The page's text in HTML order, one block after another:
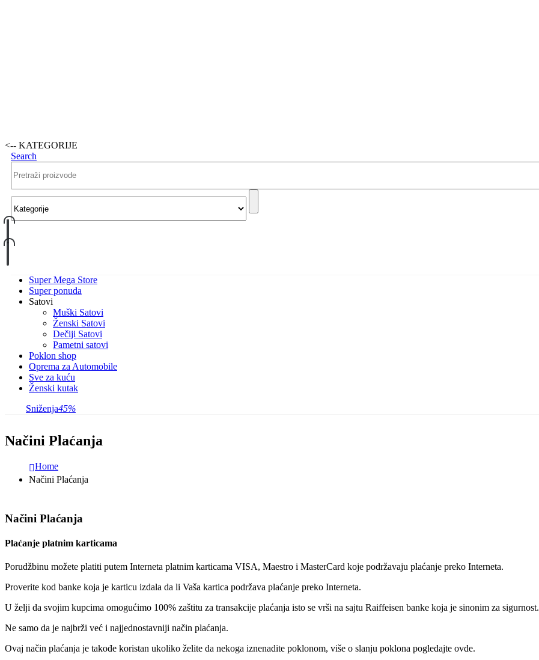
<-- KATEGORIJE
Search
Super Mega Store
Super ponuda
Satovi
Muški Satovi
Ženski Satovi
Dečiji Satovi
Pametni satovi
Poklon shop
Oprema za Automobile
Sve za kuću
Ženski kutak
Sniženja45%
Načini Plaćanja
Home
Načini Plaćanja
Načini Plaćanja
Plaćanje platnim karticama
Porudžbinu možete platiti putem Interneta platnim karticama VISA, Maestro i MasterCard koje podržavaju plaćanje preko Interneta.
Proverite kod banke koja je karticu izdala da li Vaša kartica podržava plaćanje preko Interneta.
U želji da svojim kupcima omogućimo 100% zaštitu za transakcije plaćanja isto se vrši na sajtu Raiffeisen banke koja je sinonim za sigurnost.
Ne samo da je najbrži već i najjednostavniji način plaćanja.
Ovaj način plaćanja je takođe koristan ukoliko želite da nekoga iznenadite poklonom, više o slanju poklona pogledajte ovde.